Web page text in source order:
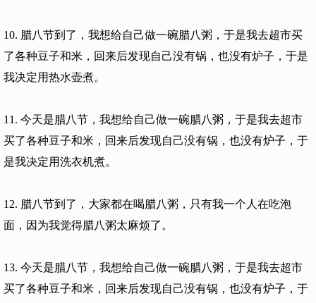
10. 腊八节到了，我想给自己做一碗腊八粥，于是我去超市买
了各种豆子和米，回来后发现自己没有锅，也没有炉子，于是
我决定用热水壶煮。
11. 今天是腊八节，我想给自己做一碗腊八粥，于是我去超市
买了各种豆子和米，回来后发现自己没有锅，也没有炉子，于
是我决定用洗衣机煮。
12. 腊八节到了，大家都在喝腊八粥，只有我一个人在吃泡
面，因为我觉得腊八粥太麻烦了。
13. 今天是腊八节，我想给自己做一碗腊八粥，于是我去超市
买了各种豆子和米，回来后发现自己没有锅，也没有炉子，于